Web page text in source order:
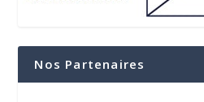
Nos Partenaires